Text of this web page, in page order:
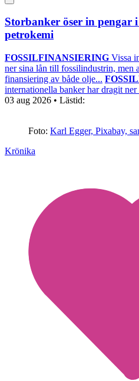
Storbanker öser in pengar
petrokemi
FOSSILFINANSIERING Vissa
ner sina lån till fossilindustrin, men
finansiering av både olje...
internationella banker har dragit
03 aug 2026 • Lästid:
Foto: Karl Egger, Pixabay,
Krönika